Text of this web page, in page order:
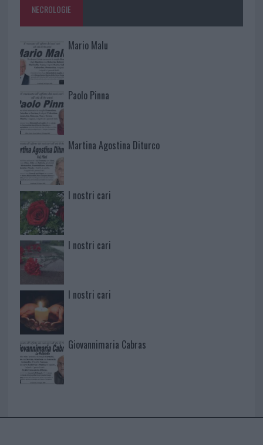
NECROLOGIE
Mario Malu
Paolo Pinna
Martina Agostina Diturco
I nostri cari
I nostri cari
I nostri cari
Giovannimaria Cabras